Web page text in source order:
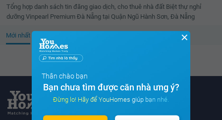
Tổng hợp danh sách tin đăng giao dịch, cho thuê nhà đất Biệt thự nghỉ
dưỡng Vinpearl Premium Đà Nẵng tại Quận Ngũ Hành Sơn, Đà Nẵng
Mới nhất
Không tìm thấy tin bất động sản nào
✕
Thân chào bạn
Bạn chưa tìm được căn nhà ưng ý?
Đừng lo! Hãy để YouHomes giúp bạn nhé.